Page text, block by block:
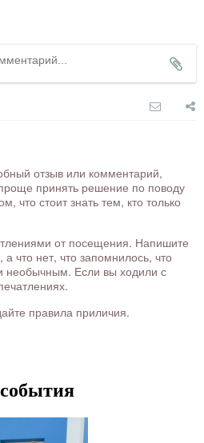
отзыв или комментарий,
принять решение по поводу
что стоит знать тем, кто только
от посещения. Напишите
что нет, что запомнилось, что
необычным. Если вы ходили с
правила приличия.